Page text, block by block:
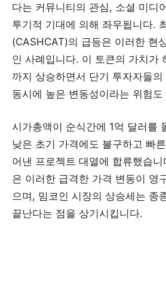
다는 커뮤니티의 관심, 소셜 미디
투기적 기대에 의해 좌우됩니다.
(CASHCAT)의 급등은 이러한 현
인 사례입니다. 이 토큰의 가치가
까지 상승하면서 단기 투자자들
동시에 높은 변동성이라는 위험
시가총액이 순식간에 1억 달러를
낮은 초기 가격에도 불구하고 빠
어낸 프로젝트 대열에 합류했습
은 이러한 급격한 가격 변동이 영
으며, 밈코인 시장의 상승세는 종
끝난다는 점을 상기시킵니다.